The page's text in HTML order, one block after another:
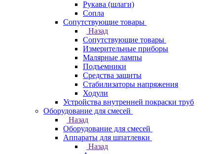
Рукава (шлаги)
Сопла
Сопутствующие товары
Назад
Сопутствующие товары
Измерительные приборы
Малярные лампы
Подъемники
Средства защиты
Стабилизаторы напряжения
Ходули
Устройства внутренней покраски труб
Оборудование для смесей
Назад
Оборудование для смесей
Аппараты для шпатлевки
Назад